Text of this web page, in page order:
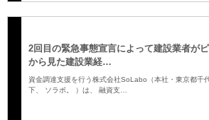
2回目の緊急事態宣言によって建設業者が
から見た建設業経…
資金調達支援を行う株式会社SoLabo（本社・東京都
下、 ソラボ。 ）は、 融資支…